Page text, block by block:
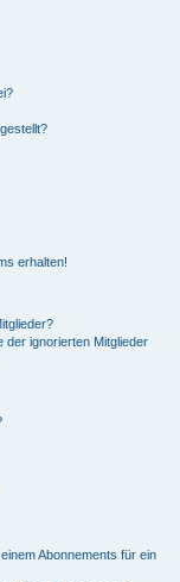
erhalten!
der ignorierten Mitglieder
Abonnements für ein